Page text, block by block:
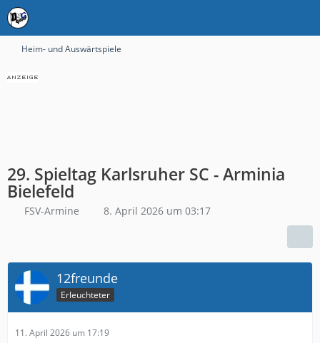
Heim- und Auswärtspiele
29. Spieltag Karlsruher SC - Arminia
Bielefeld
FSV-Armine 8. April 2026 um 03:17
12freunde
Erleuchteter
11. April 2026 um 17:19